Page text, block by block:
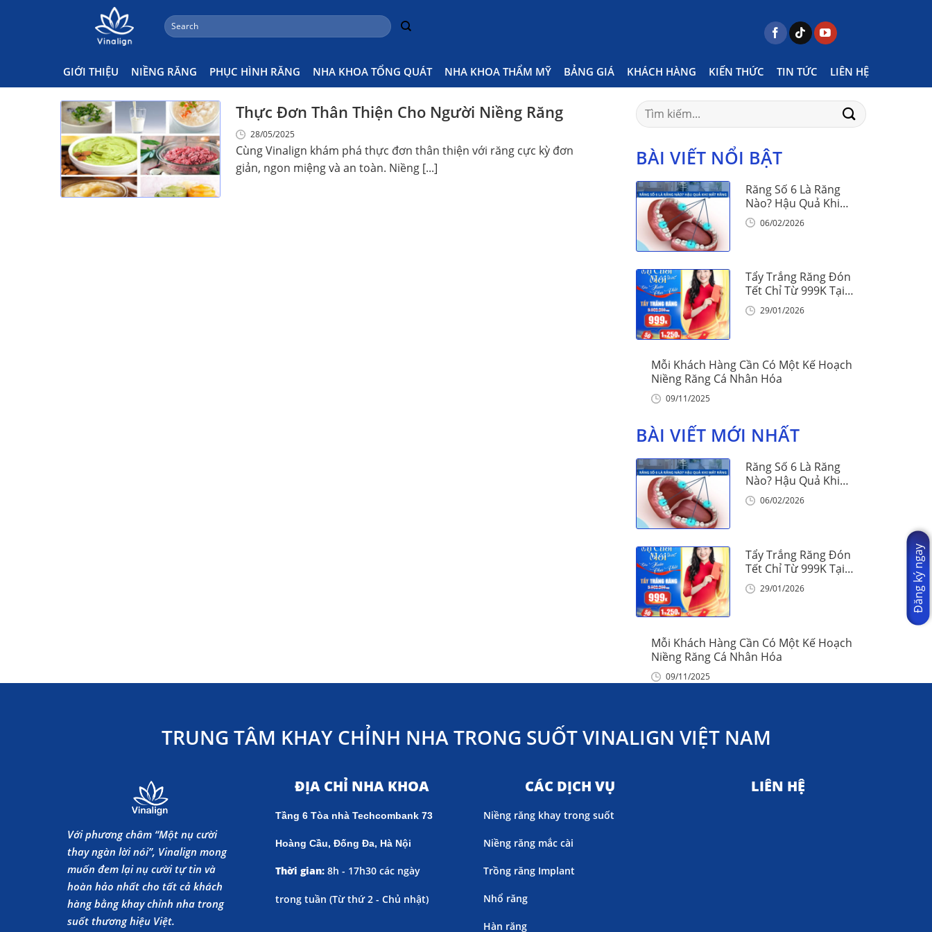
Search
for:
GIỚI THIỆU NIỀNG RĂNG PHỤC HÌNH RĂNG NHA KHOA TỔNG QUÁT NHA KHOA THẨM MỸ BẢNG GIÁ KHÁCH HÀNG KIẾN THỨC TIN TỨC LIÊN HỆ
Niềng Răng Không Nên Ăn Gì Posts tagged "Niềng răng không nên ăn gì"
Thực Đơn Thân Thiện Cho Người Niềng Răng
28/05/2025
Cùng Vinalign khám phá thực đơn thân thiện với răng cực kỳ đơn
giản, ngon miệng và an toàn. Niềng [...]
Search
for:
BÀI VIẾT NỔI BẬT
Răng Số 6 Là Răng
Nào? Hậu Quả Khi
Mất Răng Số 6
06/02/2026
Tẩy Trắng Răng Đón
Tết Chỉ Từ 999K Tại
Nha Khoa Vinalign
29/01/2026
Mỗi Khách Hàng Cần Có Một Kế Hoạch
Niềng Răng Cá Nhân Hóa
09/11/2025
BÀI VIẾT MỚI NHẤT
Răng Số 6 Là Răng
Nào? Hậu Quả Khi
Mất Răng Số 6
06/02/2026
Tẩy Trắng Răng Đón
Tết Chỉ Từ 999K Tại
Nha Khoa Vinalign
29/01/2026
Mỗi Khách Hàng Cần Có Một Kế Hoạch
Niềng Răng Cá Nhân Hóa
09/11/2025
TRUNG TÂM KHAY CHỈNH NHA TRONG SUỐT VINALIGN VIỆT NAM
Với phương châm “Một nụ cười
thay ngàn lời nói”, Vinalign mong
muốn đem lại nụ cười tự tin và
hoàn hảo nhất cho tất cả khách
hàng bằng khay chỉnh nha trong
suốt thương hiệu Việt.
ĐỊA CHỈ NHA KHOA
Tầng 6 Tòa nhà Techcombank 73
Hoàng Cầu, Đống Đa, Hà Nội
Thời gian: 8h - 17h30 các ngày
trong tuần (Từ thứ 2 - Chủ nhật)
CÁC DỊCH VỤ
Niềng răng khay trong suốt
Niềng răng mắc cài
Trồng răng Implant
Nhổ răng
Hàn răng
LIÊN HỆ
Đăng ký ngay